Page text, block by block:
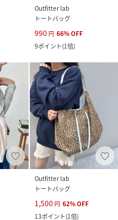
Outfitter lab
トートバッグ
990 円 66%OFF
9ポイント(1倍)
Outfitter lab
トートバッグ
1,500 円 62%OFF
13ポイント(1倍)